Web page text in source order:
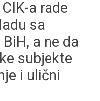
a rade
sa
a ne da
subjekte
i ulični